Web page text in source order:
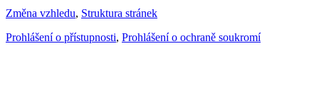
Změna vzhledu, Struktura stránek
Prohlášení o přístupnosti, Prohlášení o ochraně soukromí